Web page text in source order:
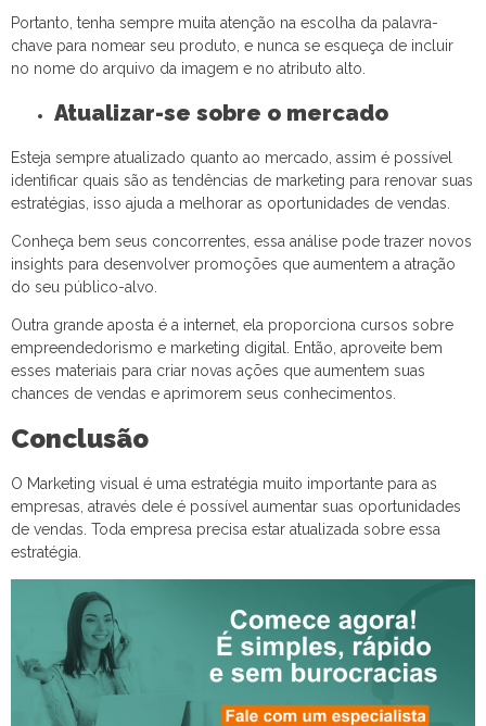
Portanto, tenha sempre muita atenção na escolha da palavra-
chave para nomear seu produto, e nunca se esqueça de incluir
no nome do arquivo da imagem e no atributo alto.
Atualizar-se sobre o mercado
Esteja sempre atualizado quanto ao mercado, assim é possível
identificar quais são as tendências de marketing para renovar suas
estratégias, isso ajuda a melhorar as oportunidades de vendas.
Conheça bem seus concorrentes, essa análise pode trazer novos
insights para desenvolver promoções que aumentem a atração
do seu público-alvo.
Outra grande aposta é a internet, ela proporciona cursos sobre
empreendedorismo e marketing digital. Então, aproveite bem
esses materiais para criar novas ações que aumentem suas
chances de vendas e aprimorem seus conhecimentos.
Conclusão
O Marketing visual é uma estratégia muito importante para as
empresas, através dele é possível aumentar suas oportunidades
de vendas. Toda empresa precisa estar atualizada sobre essa
estratégia.